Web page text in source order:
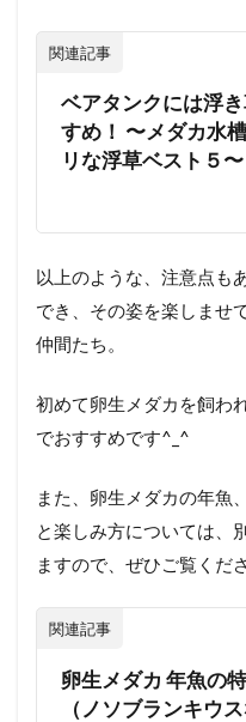
関連記事
ベアタンクには浮
すめ！ 〜メダカ水
リな浮草ベスト５〜
以上のような、注意点も
でき、その姿を楽しま
仲間たち。
初めて卵生メダカを飼わ
でおすすめです^_^
また、卵生メダカの年魚
と楽しみ方については、
ますので、ぜひご覧くだ
関連記事
卵生メダカ 年魚の
（ノソブランキウス